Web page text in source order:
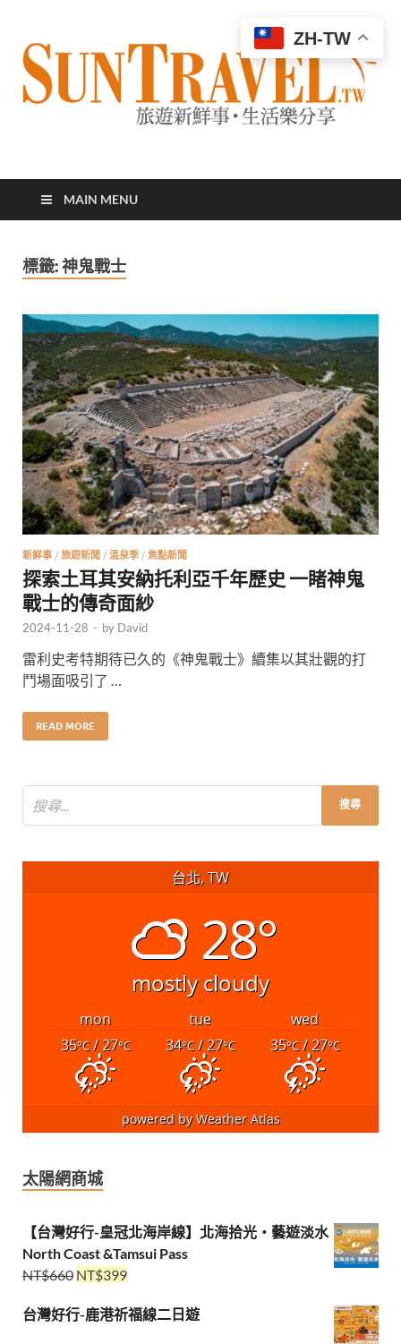
太陽網
MAIN MENU
標籤:神鬼戰士
新鮮事 / 旅遊新聞 / 溫泉季 / 焦點新聞
探索土耳其安納托利亞千年歷史 一睹神鬼
戰士的傳奇面紗
2024-11-28 - by David
雷利史考特期待已久的《神鬼戰士》續集以其壯觀的打
鬥場面吸引了 …
READ MORE
台北, TW
28°
mostly cloudy
mon tue
wed
35°C/ 27°C 34°C/ 27°C 35°C/ 27°C
powered byWeather Atlas
太陽網商城
【台灣好行-皇冠北海岸線】北海拾光・藝遊淡水
North Coast &Tamsui Pass
NT$660 NT$399
台灣好行-鹿港祈福線二日遊
ZH-TW